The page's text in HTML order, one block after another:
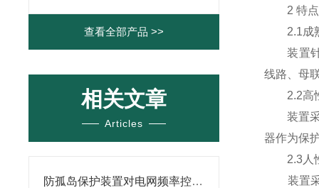
查看全部产品 >>
相关文章
Articles
防孤岛保护装置对电网频率控制的作用
2 特点
2.1成熟
装置针
线路、母
2.2高性
装置采
器作为保
2.3人
装置采